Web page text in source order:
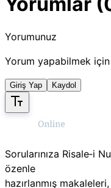
Yorumunuz
Yorum yapabilmek için
Giriş Yap Kaydol
Sorularınıza Risale‑i
özenle
hazırlanmış